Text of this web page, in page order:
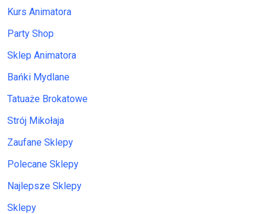
Kurs Animatora
Party Shop
Sklep Animatora
Bańki Mydlane
Tatuaże Brokatowe
Strój Mikołaja
Zaufane Sklepy
Polecane Sklepy
Najlepsze Sklepy
Sklepy